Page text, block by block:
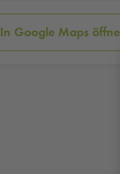
In Google Maps